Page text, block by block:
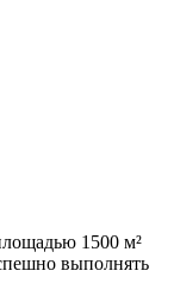
1500 м²
выполнять